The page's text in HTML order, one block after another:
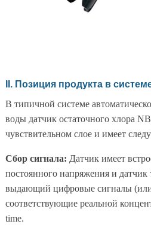
II. Позиция продукта в
В типичной системе
воды датчик остаточного хлора
чувствительном слое и имеет
Сбор сигнала: Датчик имеет
постоянного напряжения и датчик
выдающий цифровые сигналы
соответствующие реальной
time.